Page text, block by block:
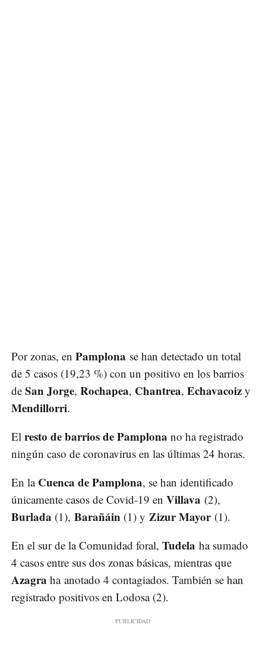
Por zonas, en Pamplona se han detectado un total
de 5 casos (19,23 %) con un positivo en los barrios
de San Jorge, Rochapea, Chantrea, Echavacoiz y
Mendillorri.
El resto de barrios de Pamplona no ha registrado
ningún caso de coronavirus en las últimas 24 horas.
En la Cuenca de Pamplona, se han identificado
únicamente casos de Covid-19 en Villava (2),
Burlada (1), Barañáin (1) y Zizur Mayor (1).
En el sur de la Comunidad foral, Tudela ha sumado
4 casos entre sus dos zonas básicas, mientras que
Azagra ha anotado 4 contagiados. También se han
registrado positivos en Lodosa (2).